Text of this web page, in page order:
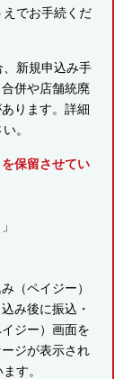
でお手続くだ
新規申込み手
併や店舗統廃
ります。詳細
。
保留させてい
（ペイジー）
み後に振込・
ジー）画面を
ジが表示され
す。